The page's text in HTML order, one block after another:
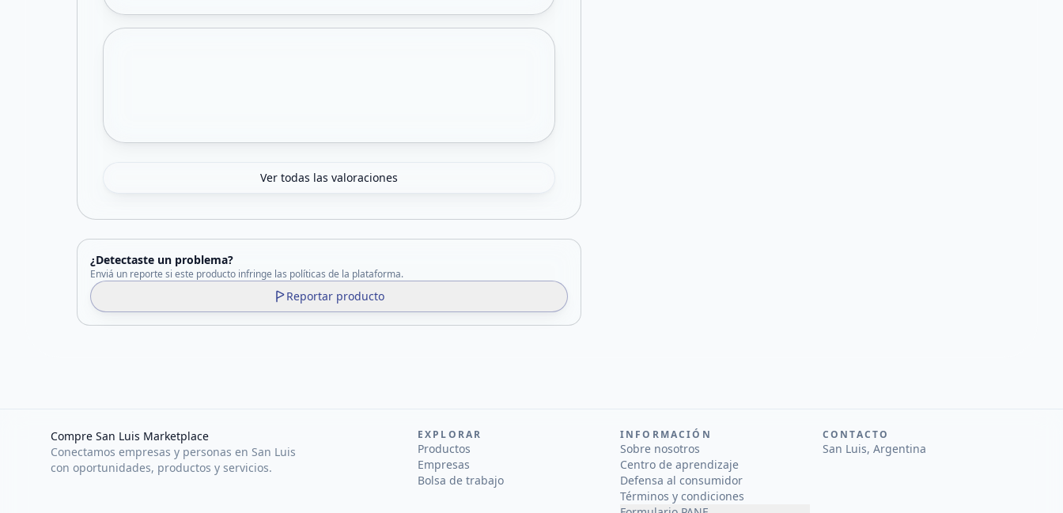
Ver todas las valoraciones
¿Detectaste un problema?
Enviá un reporte si este producto infringe las políticas de la plataforma.
Reportar producto
Compre San Luis Marketplace
Conectamos empresas y personas en San Luis
con oportunidades, productos y servicios.
EXPLORAR
Productos
Empresas
Bolsa de trabajo
INFORMACIÓN
Sobre nosotros
Centro de aprendizaje
Defensa al consumidor
Términos y condiciones
CONTACTO
San Luis, Argentina